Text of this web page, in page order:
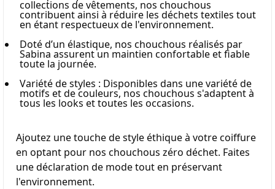
collections de vêtements, nos chouchous
contribuent ainsi à réduire les déchets textiles tout
en étant respectueux de l'environnement.
Doté d’un élastique, nos chouchous réalisés par
Sabina assurent un maintien confortable et fiable
toute la journée.
Variété de styles : Disponibles dans une variété de
motifs et de couleurs, nos chouchous s'adaptent à
tous les looks et toutes les occasions.
Ajoutez une touche de style éthique à votre coiffure
en optant pour nos chouchous zéro déchet. Faites
une déclaration de mode tout en préservant
l'environnement.